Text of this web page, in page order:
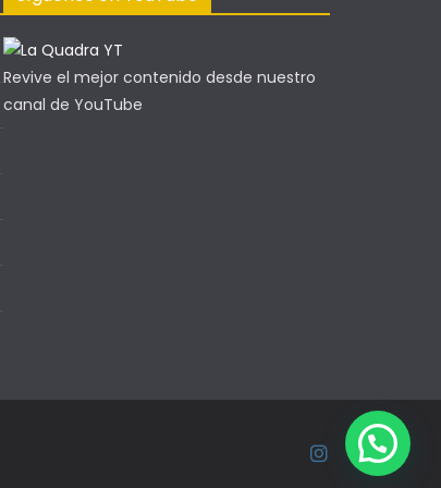
Revive el mejor contenido desde nuestro
canal de YouTube